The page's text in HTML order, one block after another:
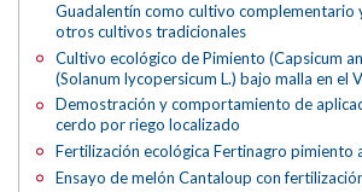
Guadalentín como cultivo complementario
otros cultivos tradicionales
Cultivo ecológico de Pimiento (Capsicum
(Solanum lycopersicum L.) bajo malla en el
Demostración y comportamiento de
cerdo por riego localizado
Fertilización ecológica Fertinagro pimiento
Ensayo de melón Cantaloup con